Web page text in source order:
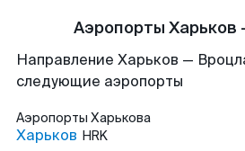
Аэропорты Харьков
Направление Харьков —
следующие аэропорты
Аэропорты Харькова
Харьков HRK